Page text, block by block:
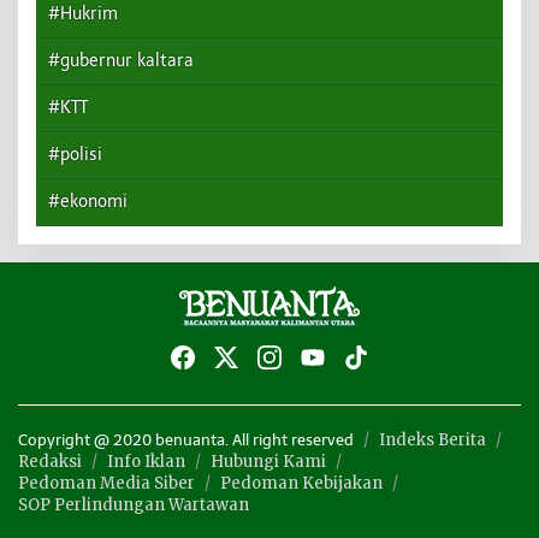
#Hukrim
#gubernur kaltara
#KTT
#polisi
#ekonomi
Copyright @ 2020 benuanta. All right reserved
Indeks Berita
Redaksi
Info Iklan
Hubungi Kami
Pedoman Media Siber
Pedoman Kebijakan
SOP Perlindungan Wartawan